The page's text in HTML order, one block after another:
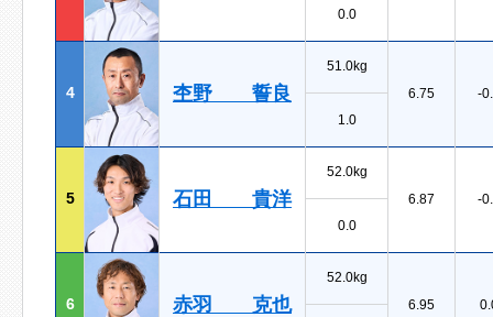
0.0
4 杢野 誓良
51.0kg
6.75
-
1.0
5 石田 貴洋
52.0kg
6.87
-
0.0
6 赤羽 克也
52.0kg
6.95